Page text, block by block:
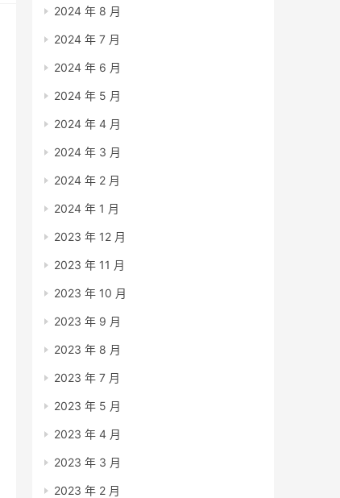
2024 年 8 月
2024 年 7 月
2024 年 6 月
2024 年 5 月
2024 年 4 月
2024 年 3 月
2024 年 2 月
2024 年 1 月
2023 年 12 月
2023 年 11 月
2023 年 10 月
2023 年 9 月
2023 年 8 月
2023 年 7 月
2023 年 5 月
2023 年 4 月
2023 年 3 月
2023 年 2 月